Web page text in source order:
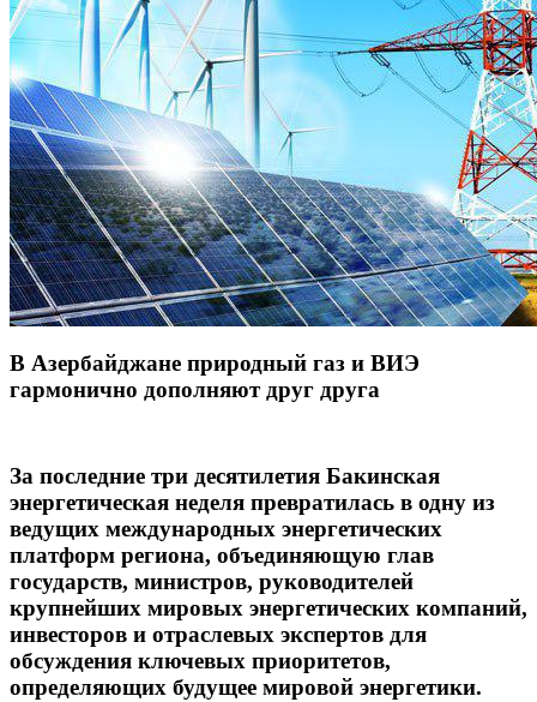
В Азербайджане природный газ и ВИЭ
гармонично дополняют друг друга
За последние три десятилетия Бакинская
энергетическая неделя превратилась в одну из
ведущих международных энергетических
платформ региона, объединяющую глав
государств, министров, руководителей
крупнейших мировых энергетических компаний,
инвесторов и отраслевых экспертов для
обсуждения ключевых приоритетов,
определяющих будущее мировой энергетики.